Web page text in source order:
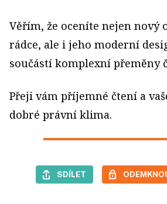
Věřím, že oceníte nejen nový
rádce, ale i jeho moderní
součástí komplexní přeměny
Přeji vám příjemné čtení a
dobré právní klima.
SDÍLET